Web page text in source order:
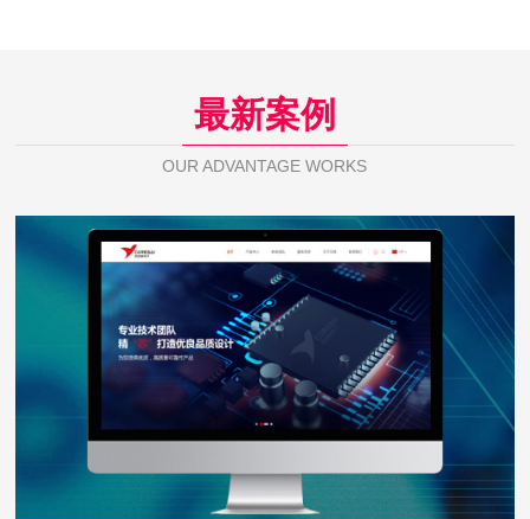
最新案例
OUR ADVANTAGE WORKS
芯佰微电子